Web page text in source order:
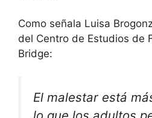
Como señala Luisa
del Centro de Estudios de
Bridge:
El malestar está